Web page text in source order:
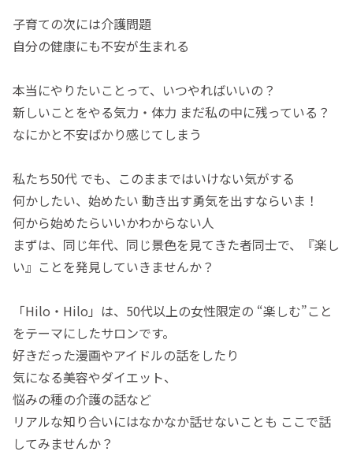
子育ての次には介護問題
自分の健康にも不安が生まれる
本当にやりたいことって、いつやればいいの？
新しいことをやる気力・体力 まだ私の中に残っている？
なにかと不安ばかり感じてしまう
私たち50代 でも、このままではいけない気がする
何かしたい、始めたい 動き出す勇気を出すならいま！
何から始めたらいいかわからない人
まずは、同じ年代、同じ景色を見てきた者同士で、『楽し
い』ことを発見していきませんか？
「Hilo・Hilo」は、50代以上の女性限定の “楽しむ”こと
をテーマにしたサロンです。
好きだった漫画やアイドルの話をしたり
気になる美容やダイエット、
悩みの種の介護の話など
リアルな知り合いにはなかなか話せないことも ここで話
してみませんか？